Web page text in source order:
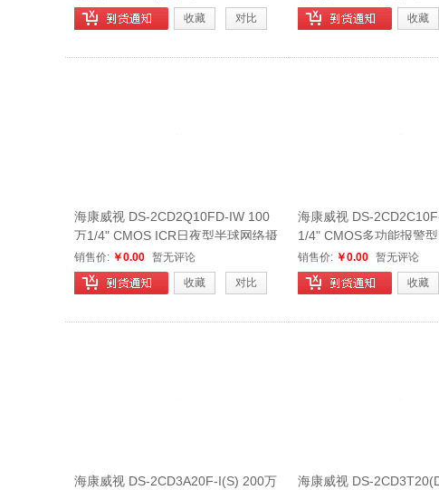
收藏
对比
收藏
海康威视 DS-2CD2Q10FD-IW 100
万1/4" CMOS ICR日夜型半球网络摄
像机
销售价: ￥0.00 暂无评论
收藏
对比
海康威视 DS-
1/4" CMOS多功能报警
销售价: ￥0.00 暂无评论
收藏
海康威视 DS-2CD3A20F-I(S) 200万 海康威视 DS-